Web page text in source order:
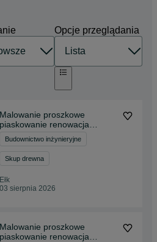
Opcje przeglądania
Malowanie proszkowe
piaskowanie renowacja
Budownictwo inżynieryjne
Skup drewna
Ełk
03 sierpnia 2026
Malowanie proszkowe
piaskowanie renowacja